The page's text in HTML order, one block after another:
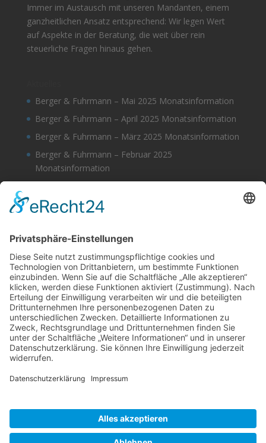
Immer im Austausch mit unseren Mandanten, einem
ganzheitlichen Ansatz entsprechend: Wir legen Wert
auf Aspekte in der Beratung, die weit über rein
steuerliche Fragen hinaus gehen.
Berger & Fuhrmann – Mai 2025 Monatsinformation
Berger & Fuhrmann – April 2025 Monatsinformation
Berger & Fuhrmann – März 2025 Monatsinformation
Berger & Fuhrmann – Februar 2025
Monatsinformation
Monatsinformation
Suche
Datenschutz
Cookie-Einstellungen
Sonstige
Kontakt
Facebook
Anfahrt & Lageplan